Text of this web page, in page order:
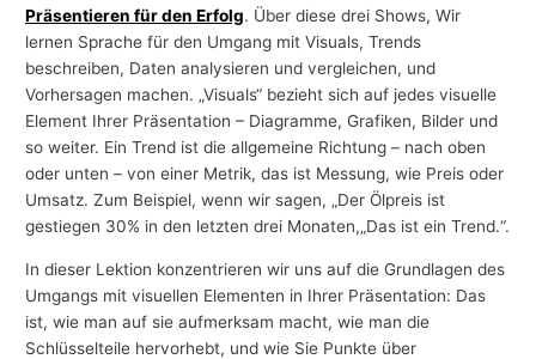
Präsentieren für den Erfolg. Über diese drei Shows, Wir
lernen Sprache für den Umgang mit Visuals, Trends
beschreiben, Daten analysieren und vergleichen, und
Vorhersagen machen. „Visuals“ bezieht sich auf jedes visuelle
Element Ihrer Präsentation – Diagramme, Grafiken, Bilder und
so weiter. Ein Trend ist die allgemeine Richtung – nach oben
oder unten – von einer Metrik, das ist Messung, wie Preis oder
Umsatz. Zum Beispiel, wenn wir sagen, „Der Ölpreis ist
gestiegen 30% in den letzten drei Monaten,„Das ist ein Trend.“.
In dieser Lektion konzentrieren wir uns auf die Grundlagen des
Umgangs mit visuellen Elementen in Ihrer Präsentation: Das
ist, wie man auf sie aufmerksam macht, wie man die
Schlüsselteile hervorhebt, und wie Sie Punkte über
n